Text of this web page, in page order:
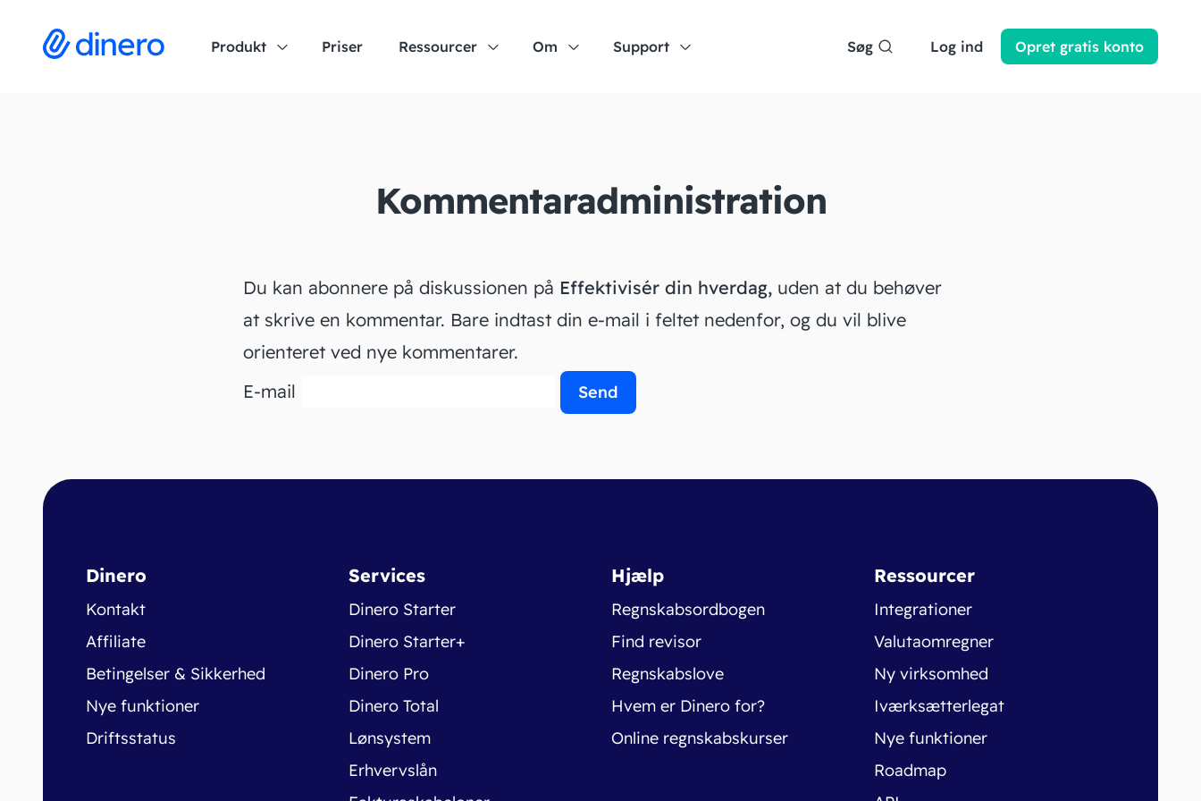
Produkt Priser Ressourcer Om Support Søg Log ind Opret gratis konto
Kommentaradministration
Du kan abonnere på diskussionen på Effektivisér din hverdag, uden at du behøver
at skrive en kommentar. Bare indtast din e-mail i feltet nedenfor, og du vil blive
orienteret ved nye kommentarer.
E-mail
Dinero
Kontakt
Affiliate
Betingelser & Sikkerhed
Nye funktioner
Driftsstatus
Services
Dinero Starter
Dinero Starter+
Dinero Pro
Dinero Total
Lønsystem
Erhvervslån
Hjælp
Regnskabsordbogen
Find revisor
Regnskabslove
Hvem er Dinero for?
Online regnskabskurser
Ressourcer
Integrationer
Valutaomregner
Ny virksomhed
Iværksætterlegat
Nye funktioner
Roadmap